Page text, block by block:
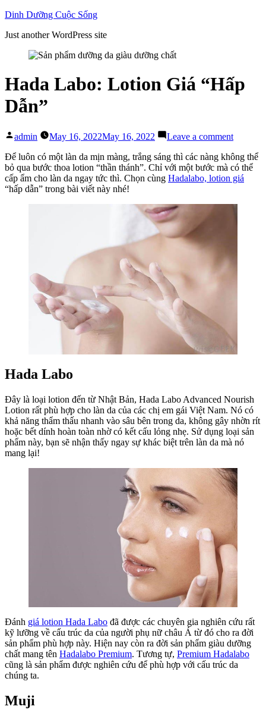
Skip
content
Dinh Dưỡng Cuộc Sống
Just another WordPress site
Hada Labo: Lotion Giá “Hấp
Dẫn”
Posted
admin May 16, 2022May 16, 2022 Leave a commenton
Labo:
Lotion
Giá
Để luôn có một làn da mịn màng, trắng sáng thì các nàng không thể
bỏ qua bước thoa lotion “thần thánh”. Chỉ với một bước mà có thể
cấp ẩm cho làn da ngay tức thì. Chọn cùng Hadalabo, lotion giá
“hấp dẫn” trong bài viết này nhé!
Hada Labo
Đây là loại lotion đến từ Nhật Bản, Hada Labo Advanced Nourish
Lotion rất phù hợp cho làn da của các chị em gái Việt Nam. Nó có
khả năng thẩm thấu nhanh vào sâu bên trong da, không gây nhờn rít
hoặc bết dính hoàn toàn nhờ có kết cấu lỏng nhẹ. Sử dụng loại sản
phẩm này, bạn sẽ nhận thấy ngay sự khác biệt trên làn da mà nó
mang lại!
Đánh giá lotion Hada Labo đã được các chuyên gia nghiên cứu rất
kỹ lưỡng về cấu trúc da của người phụ nữ châu Á từ đó cho ra đời
sản phẩm phù hợp này. Hiện nay còn ra đời sản phẩm giàu dưỡng
chất mang tên Hadalabo Premium. Tương tự, Premium Hadalabo
cũng là sản phẩm được nghiên cứu để phù hợp với cấu trúc da
chúng ta.
Muji